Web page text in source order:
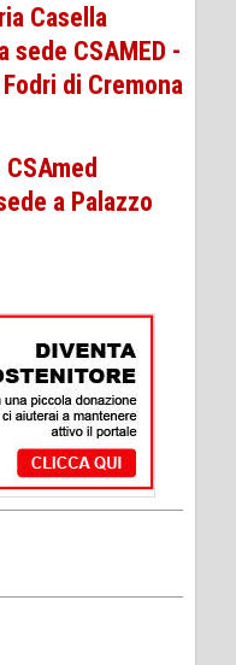
Casella
sede CSAMED -
di Cremona
a Palazzo